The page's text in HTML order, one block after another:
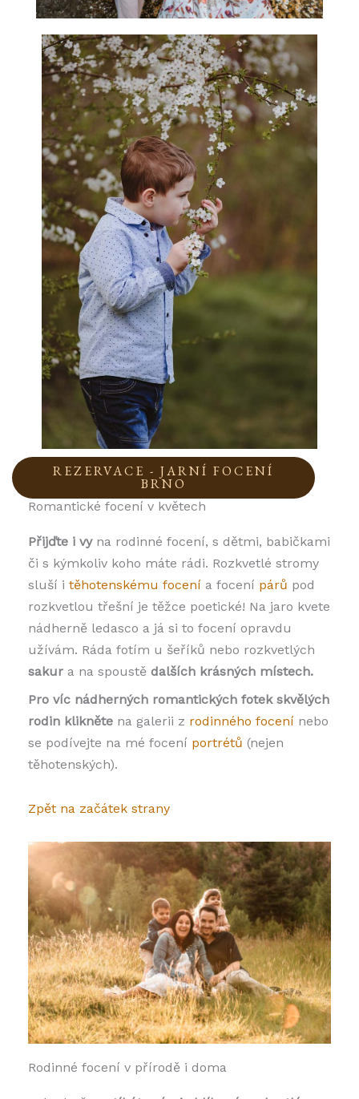
REZERVACE - JARNÍ FOCENÍ
BRNO
Romantické focení v květech
Přijďte i vyna rodinné focení, s dětmi, babičkami
či s kýmkoliv koho máte rádi. Rozkvetlé stromy
sluší i těhotenskému focení a focení párů pod
rozkvetlou třešní je těžce poetické! Na jaro kvete
nádherně ledasco a já si to focení opravdu
užívám. Ráda fotím u šeříků nebo rozkvetlých
sakura na spoustědalších krásných místech.
Pro víc nádherných romantických fotek skvělých
rodin klikněte na galerii z rodinného focení nebo
se podívejte na mé focení portrétů (nejen
těhotenských).
Zpět na začátek strany
Rodinné focení v přírodě i doma